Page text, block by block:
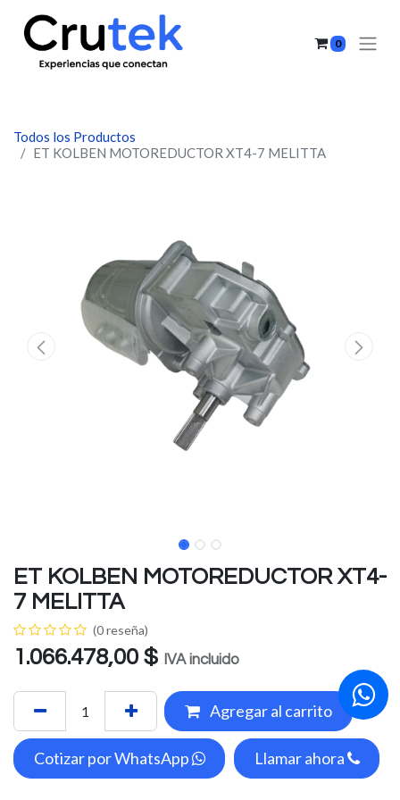
0
Todos los Productos
ET KOLBEN MOTOREDUCTOR XT4-7 MELITTA
ET KOLBEN MOTOREDUCTOR XT4-
7 MELITTA
(0 reseña)
1.066.478,00 $ IVA incluido
Agregar al carrito
Cotizar por WhatsApp Llamar ahora